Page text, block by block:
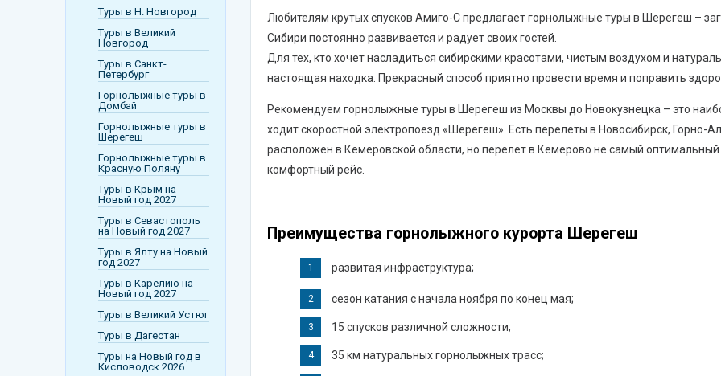
Италия
Куба
Мальдивы
ОАЭ
Португалия
Сербия
Танзания
Словения
Таиланд
Турция
Франция
Узбекистан
Туры в Н. Новгород
Туры в Великий
Новгород
Туры в Санкт-
Петербург
Горнолыжные туры в
Домбай
Горнолыжные туры в
Шерегеш
Горнолыжные туры в
Красную Поляну
Туры в Крым на
Новый год 2027
Туры в Севастополь
на Новый год 2027
Туры в Ялту на Новый
год 2027
Туры в Карелию на
Новый год 2027
Туры в Великий Устюг
Туры в Дагестан
Туры на Новый год в
Кисловодск 2026
Любителям крутых спусков Амиго-С предлагает горнолыжные туры в Шерегеш –
Сибири постоянно развивается и радует своих гостей.
Для тех, кто хочет насладиться сибирскими красотами, чистым воздухом и
настоящая находка. Прекрасный способ приятно провести время и поправить
Рекомендуем горнолыжные туры в Шерегеш из Москвы до Новокузнецка – это
ходит скоростной электропоезд «Шерегеш». Есть перелеты в Новосибирск, Горно-
расположен в Кемеровской области, но перелет в Кемерово не самый
комфортный рейс.
Преимущества горнолыжного курорта Шерегеш
развитая инфраструктура;
сезон катания с начала ноября по конец мая;
15 спусков различной сложности;
35 км натуральных горнолыжных трасс;